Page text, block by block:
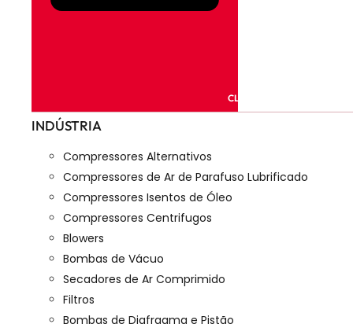
CLOSE PRODUTOS
INDÚSTRIA
Compressores Alternativos
Compressores de Ar de Parafuso Lubrificado
Compressores Isentos de Óleo
Compressores Centrifugos
Blowers
Bombas de Vácuo
Secadores de Ar Comprimido
Filtros
Bombas de Diafragma e Pistão